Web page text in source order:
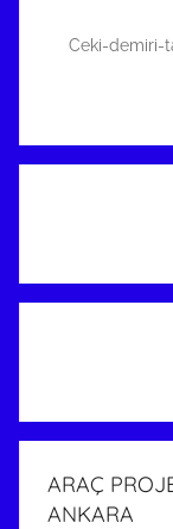
Ceki-demiri-
ARAÇ
ANKARA